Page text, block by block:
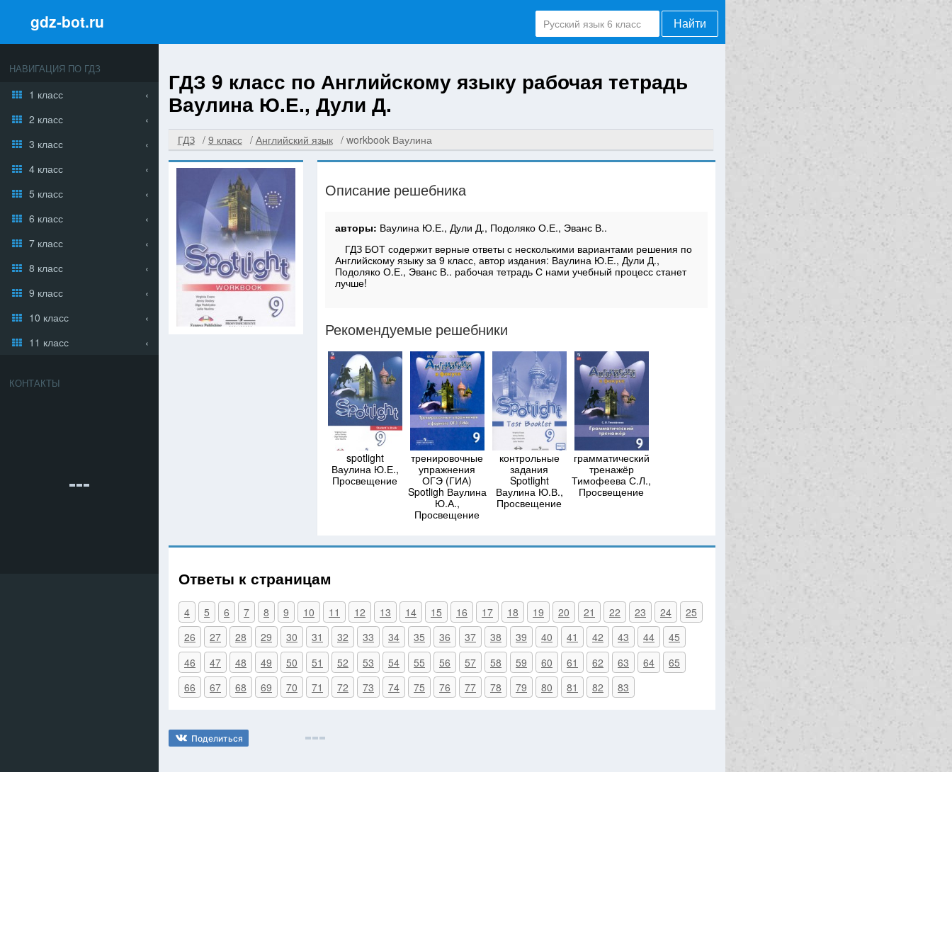
gdz-bot.ru Найти
НАВИГАЦИЯ ПО ГДЗ
1 класс
2 класс
3 класс
4 класс
5 класс
6 класс
7 класс
8 класс
9 класс
10 класс
11 класс
КОНТАКТЫ
ГДЗ 9 класс по Английскому языку рабочая тетрадь
Ваулина Ю.Е., Дули Д.
ГДЗ 9 класс Английский язык workbook Ваулина
Описание решебника
авторы: Ваулина Ю.Е., Дули Д., Подоляко О.Е., Эванс В..
ГДЗ БОТ содержит верные ответы с несколькими вариантами решения по
Английскому языку за 9 класс, автор издания: Ваулина Ю.Е., Дули Д.,
Подоляко О.Е., Эванс В.. рабочая тетрадь С нами учебный процесс станет
лучше!
Рекомендуемые решебники
spotlight
Ваулина Ю.Е.,
Просвещение
тренировочные
упражнения
ОГЭ (ГИА)
Spotligh Ваулина
Ю.А.,
Просвещение
контрольные
задания
Spotlight
Ваулина Ю.В.,
Просвещение
грамматический
тренажёр
Тимофеева С.Л.,
Просвещение
Ответы к страницам
4 5 6 7 8 9 10 11 12 13 14 15 16 17 18 19 20 21 22 23 24
25
26
27 28 29 30 31 32 33 34 35 36 37 38 39 40 41 42 43 44
45
46
47 48 49 50 51 52 53 54 55 56 57 58 59 60 61 62 63 64
65
66
67 68 69 70 71 72 73 74 75 76 77 78 79 80 81 82 83
Поделиться